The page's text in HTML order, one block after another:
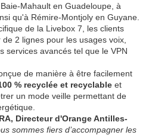
Mahault en Guadeloupe, à
qu'à Rémire-Montjoly en Guyane.
de la Livebox 7, les clients
2 lignes pour les usages voix,
services avancés tel que le VPN
de manière à être facilement
% recyclée et recyclable et
un mode veille permettant de
Directeur d'Orange Antilles-
sommes fiers d’accompagner les